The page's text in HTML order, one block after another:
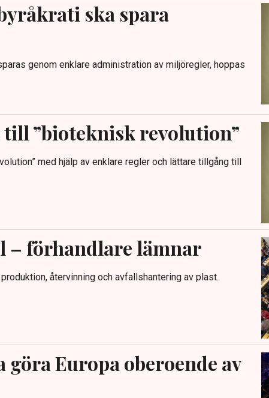
ska spara
genom enklare administration av miljöregler, hoppas
till ”bioteknisk revolution”
med hjälp av enklare regler och lättare tillgång till
– förhandlare lämnar
återvinning och avfallshantering av plast.
göra Europa oberoende av